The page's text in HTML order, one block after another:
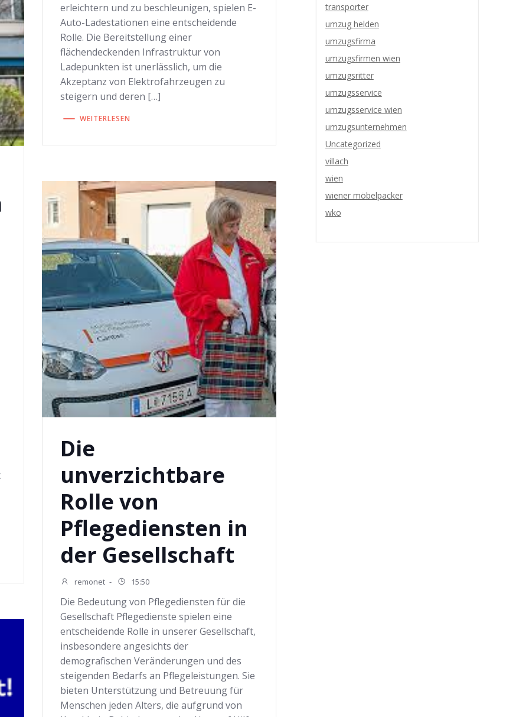
erleichtern und zu beschleunigen, spielen E-
Auto-Ladestationen eine entscheidende
Rolle. Die Bereitstellung einer
flächendeckenden Infrastruktur von
Ladepunkten ist unerlässlich, um die
Akzeptanz von Elektrofahrzeugen zu
steigern und deren […]
WEITERLESEN
Die
unverzichtbare
Rolle von
Pflegediensten in
der Gesellschaft
remonet - 15:50
Die Bedeutung von Pflegediensten für die
Gesellschaft Pflegedienste spielen eine
entscheidende Rolle in unserer Gesellschaft,
insbesondere angesichts der
demografischen Veränderungen und des
steigenden Bedarfs an Pflegeleistungen. Sie
bieten Unterstützung und Betreuung für
Menschen jeden Alters, die aufgrund von
transporter
umzug helden
umzugsfirma
umzugsfirmen wien
umzugsritter
umzugsservice
umzugsservice wien
umzugsunternehmen
Uncategorized
villach
wien
wiener möbelpacker
wko